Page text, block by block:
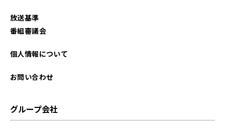
2024年11月
2024年08月
放送基準
番組審議会
個人情報について
お問い合わせ
グループ会社